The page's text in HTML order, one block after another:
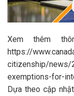
Xem thêm
https://
citizenship/news/
exemptions-for-
Dựa theo cập